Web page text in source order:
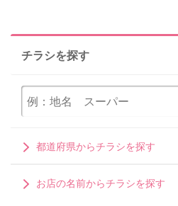
チラシを探す
都道府県からチラシを探す
お店の名前からチラシを探す